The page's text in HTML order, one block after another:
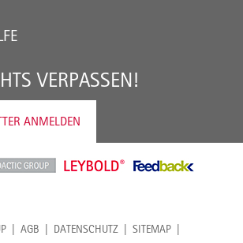
VERPASSEN!
ANMELDEN
AGB DATENSCHUTZ
SITEMAP